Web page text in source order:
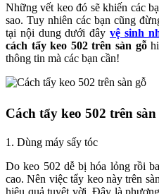
Những vết keo đó sẽ khiến các
sao. Tuy nhiên các bạn cũng
tại nội dung dưới đây vệ sinh
cách tẩy keo 502 trên sàn gỗ
thông tin mà các bạn cần!
Cách tẩy keo 502 trên
1. Dùng máy sấy tóc
Do keo 502 dễ bị hóa lỏng rồi
cao. Nên việc tẩy keo này trên
hiệu quả tuyệt vời. Đây là